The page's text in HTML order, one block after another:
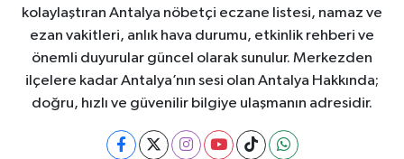
kolaylaştıran Antalya nöbetçi eczane listesi, namaz ve
ezan vakitleri, anlık hava durumu, etkinlik rehberi ve
önemli duyurular güncel olarak sunulur. Merkezden
ilçelere kadar Antalya’nın sesi olan Antalya Hakkında;
doğru, hızlı ve güvenilir bilgiye ulaşmanın adresidir.